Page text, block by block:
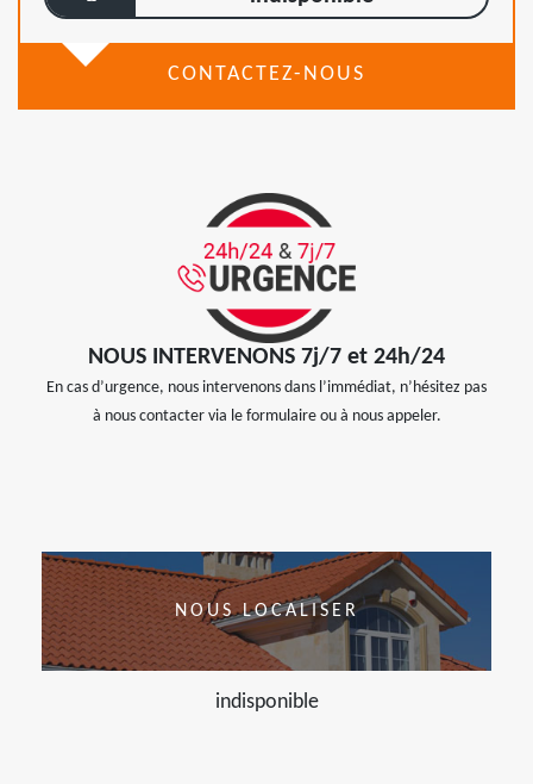
CONTACTEZ-NOUS
NOUS INTERVENONS 7j/7 et 24h/24
En cas d’urgence, nous intervenons dans l’immédiat, n’hésitez pas
à nous contacter via le formulaire ou à nous appeler.
NOUS LOCALISER
indisponible